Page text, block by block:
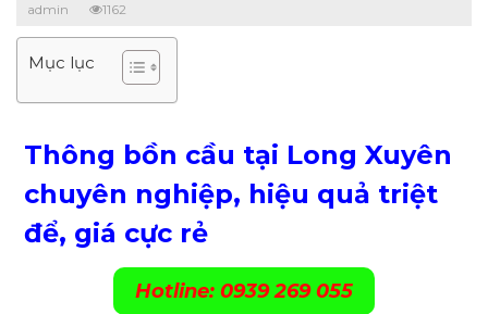
admin 1162
Mục lục
Thông bồn cầu tại Long Xuyên
chuyên nghiệp, hiệu quả triệt
để, giá cực rẻ
Hotline: 0939 269 055